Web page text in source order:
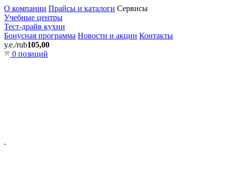
О компании Прайсы и каталоги Сервисы
Учебные центры
Тест-драйв кухни
Бонусная программа Новости и акции Контакты
у.е./rub105,00
0 позиций